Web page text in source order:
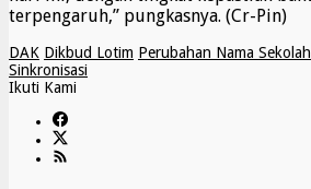
terpengaruh,” pungkasnya. (Cr-Pin)
DAK Dikbud Lotim Perubahan Nama Sekolah
Sinkronisasi
Ikuti Kami